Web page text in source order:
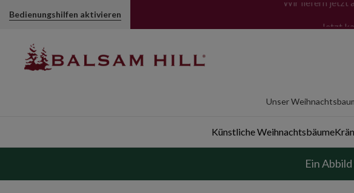
Bedienungshilfen aktivieren
Unser
Künstliche Weihnachtsbäume
Ein